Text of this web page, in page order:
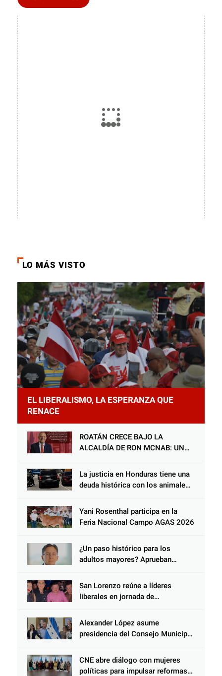
LO MÁS VISTO
EL LIBERALISMO, LA ESPERANZA QUE
RENACE
ROATÁN CRECE BAJO LA
ALCALDÍA DE RON MCNAB: UN
COMUNIDAD Y DEL PARTIDO
LIBERAL
La justicia en Honduras tiene una
deuda histórica con los animales,
peso de la ley al responsable de
Choloma es consolidar un Estado
que protege al verdugo y
Yani Rosenthal participa en la
Feria Nacional Campo AGAS 2026
¿Un paso histórico para los
adultos mayores? Aprueban
Salomón Nazar para fortalecer su
protección en Honduras
San Lorenzo reúne a líderes
liberales en jornada de
Alexander López asume
presidencia del Consejo Municipal
Censo Nacional 2026
CNE abre diálogo con mujeres
políticas para impulsar reformas